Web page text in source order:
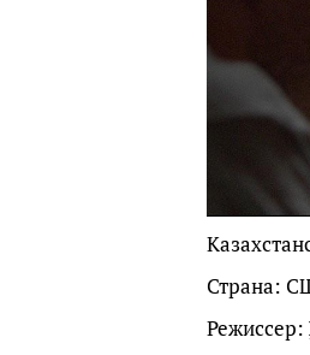
Страна:
Режиссер: